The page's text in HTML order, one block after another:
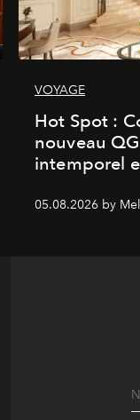
VOYAGE
Hot Spot :
nouveau
intemporel
05.08.2026 by